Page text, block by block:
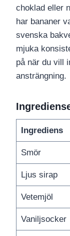
choklad eller
har bananer
svenska
mjuka
på när du vill
ansträngning.
Ingrediens
Smör
Ljus sirap
Vetemjöl
Vaniljsocker